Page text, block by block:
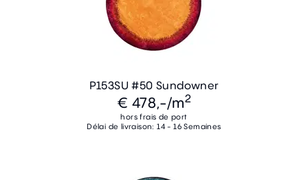
P153SU #50 Sundowner
€ 478,-/m2
hors frais de port
Délai de livraison: 14 - 16 Semaines